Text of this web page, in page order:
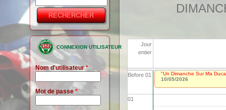
Formulaire
de
recherche
CONNEXION UTILISATEUR
Nom d'utilisateur*
Mot de passe *
Jour
entier
Before 01
01
"Un Dimanche Sur Ma
10/05/2026